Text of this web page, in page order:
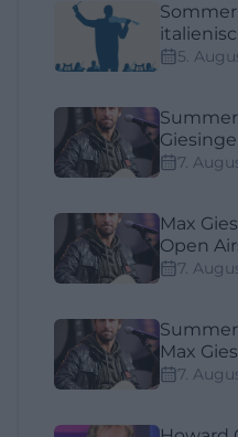
5.
7.
Max
Open
7.
Max
7.